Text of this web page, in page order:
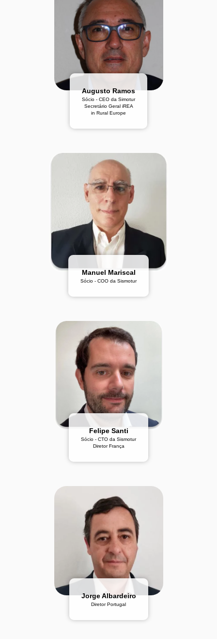
Augusto Ramos
Sócio - CEO da Simotur
Secretário Geral iREA
in Rural Europe
Manuel Mariscal
Sócio - COO da Sismotur
Felipe Santi
Sócio - CTO da Sismotur
Diretor França
Jorge Albardeiro
Diretor Portugal